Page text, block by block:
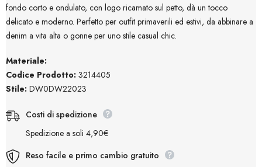
fondo corto e ondulato, con logo ricamato sul petto, dà un tocco
delicato e moderno. Perfetto per outfit primaverili ed estivi, da abbinare a
denim a vita alta o gonne per uno stile casual chic.
Materiale:
Codice Prodotto: 3214405
Stile: DW0DW22023
Costi di spedizione
Spedizione a soli 4,90€
Reso facile e primo cambio gratuito